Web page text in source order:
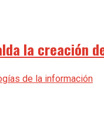
la creación